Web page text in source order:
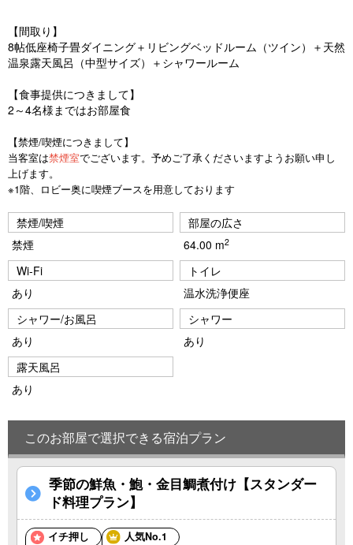
【間取り】
8帖低座椅子畳ダイニング＋リビングベッドルーム（ツイン）＋天然
温泉露天風呂（中型サイズ）＋シャワールーム
【食事提供につきまして】
2～4名様まではお部屋食
【禁煙/喫煙につきまして】
当客室は禁煙室でございます。予めご了承くださいますようお願い申し
上げます。
※1階、ロビー奥に喫煙ブースを用意しております
禁煙/喫煙
禁煙
部屋の広さ
64.00 m2
Wi-Fi
あり
トイレ
温水洗浄便座
シャワー/お風呂
あり
シャワー
あり
露天風呂
あり
このお部屋で選択できる宿泊プラン
季節の鮮魚・鮑・金目鯛煮付け【スタンダー
ド料理プラン】
イチ押し 人気No.1